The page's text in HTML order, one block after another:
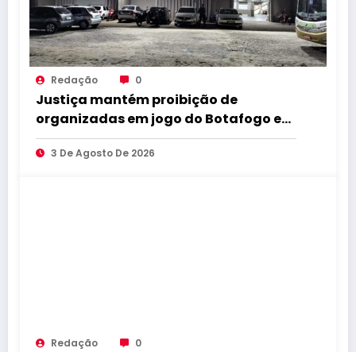
Redação 0
Justiça mantém proibição de
organizadas em jogo do Botafogo e
Santa Cruz no Almeidão
3 De Agosto De 2026
Redação 0